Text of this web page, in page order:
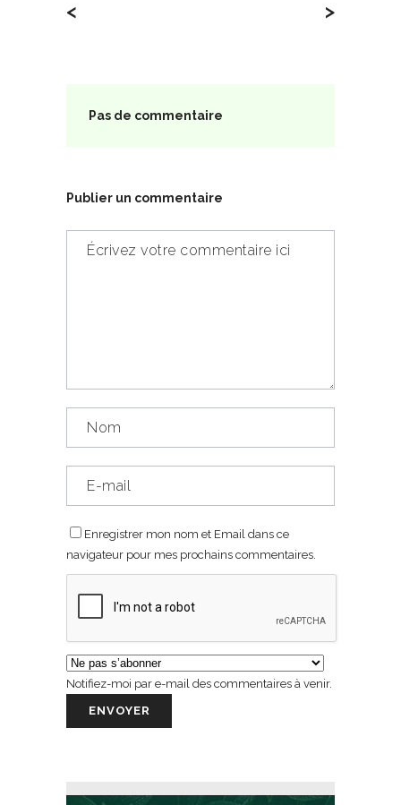
< >
Pas de commentaire
Publier un commentaire
Enregistrer mon nom et Email dans ce
navigateur pour mes prochains commentaires.
Notifiez-moi par e-mail des commentaires à venir.